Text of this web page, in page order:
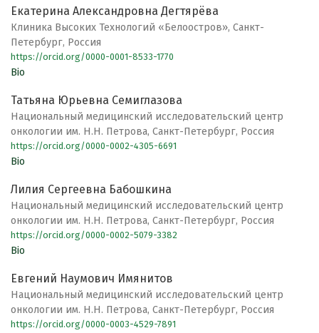
Екатерина Александровна Дегтярёва
Клиника Высоких Технологий «Белоостров», Санкт-
Петербург, Россия
https://orcid.org/0000-0001-8533-1770
Bio
Татьяна Юрьевна Семиглазова
Национальный медицинский исследовательский центр
онкологии им. Н.Н. Петрова, Санкт-Петербург, Россия
https://orcid.org/0000-0002-4305-6691
Bio
Лилия Сергеевна Бабошкина
Национальный медицинский исследовательский центр
онкологии им. Н.Н. Петрова, Санкт-Петербург, Россия
https://orcid.org/0000-0002-5079-3382
Bio
Евгений Наумович Имянитов
Национальный медицинский исследовательский центр
онкологии им. Н.Н. Петрова, Санкт-Петербург, Россия
https://orcid.org/0000-0003-4529-7891